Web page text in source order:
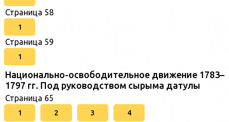
Страница 58
1
Страница 59
1
Национально-освободительное движение 1783–
1797 гг. Под руководством сырыма датулы
Страница 65
1 2 3 4